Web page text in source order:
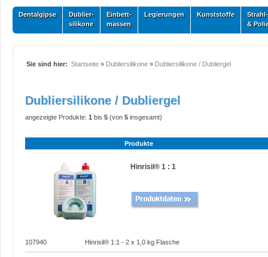
Dentalgipse
Dublier-
silikone
Einbett-
massen
Legierungen Kunststoffe
Strahl-
&
Sie sind hier: Startseite » Dubliersilikone » Dubliersilikone / Dubliergel
Dubliersilikone / Dubliergel
angezeigte Produkte: 1 bis 5 (von 5 insgesamt)
Produkte
Hinrisil® 1 : 1
107940 Hinrisil® 1:1 - 2 x 1,0 kg Flasche